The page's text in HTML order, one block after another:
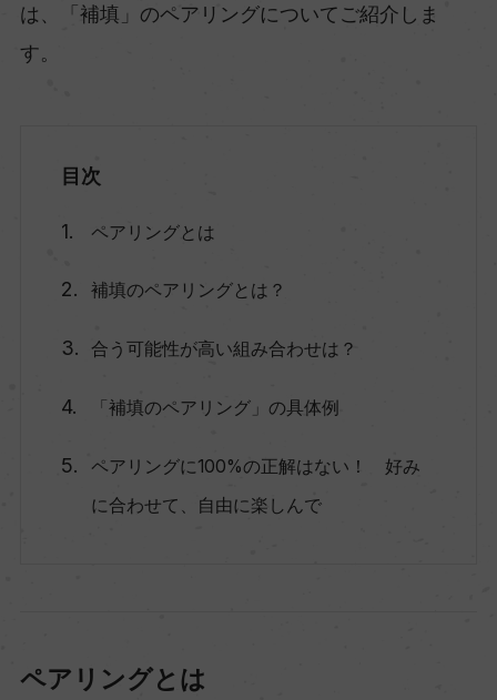
は、「補填」のペアリングについてご紹介しま
す。
目次
ペアリングとは
補填のペアリングとは？
合う可能性が高い組み合わせは？
「補填のペアリング」の具体例
ペアリングに100%の正解はない！ 好み
に合わせて、自由に楽しんで
ペアリングとは